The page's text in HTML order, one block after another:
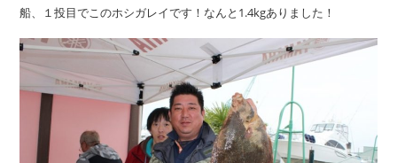
船、１投目でこのホシガレイです！なんと1.4kgありました！